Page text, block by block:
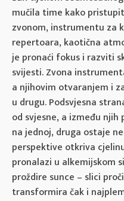
mučila time kako
zvonom, instrumentu za
repertoara, kaotična
je pronaći fokus i razviti
svijesti. Zvona
a njihovim otvaranjem i
u drugu. Podsvjesna
od svjesne, a između
na jednoj, druga ostaje
perspektive otkriva
pronalazi u alkemijskom
proždire sunce – slici
transformira čak i